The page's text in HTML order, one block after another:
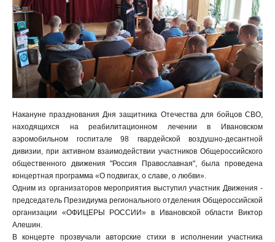
Накануне празднования Дня защитника Отечества для бойцов СВО,
находящихся на реабилитационном лечении в Ивановском
аэромобильном госпитале 98 гвардейской воздушно-десантной
дивизии, при активном взаимодействии участников Общероссийского
общественного движения "Россия Православная", была проведена
концертная программа «О подвигах, о славе, о любви».
Одним из организаторов мероприятия выступил участник Движения -
председатель Президиума регионального отделения Общероссийской
организации «ОФИЦЕРЫ РОССИИ» в Ивановской области Виктор
Алешин.
В концерте прозвучали авторские стихи в исполнении участника